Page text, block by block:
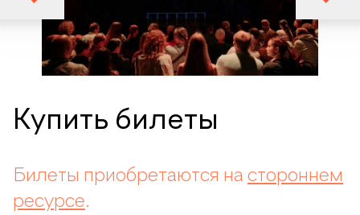
Купить билеты
Билеты приобретаются на стороннем
ресурсе.